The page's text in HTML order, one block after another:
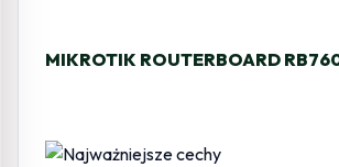
MIKROTIK ROUTERBOARD